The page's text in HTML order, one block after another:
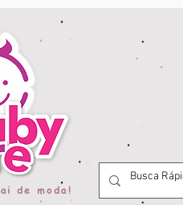
de moda!